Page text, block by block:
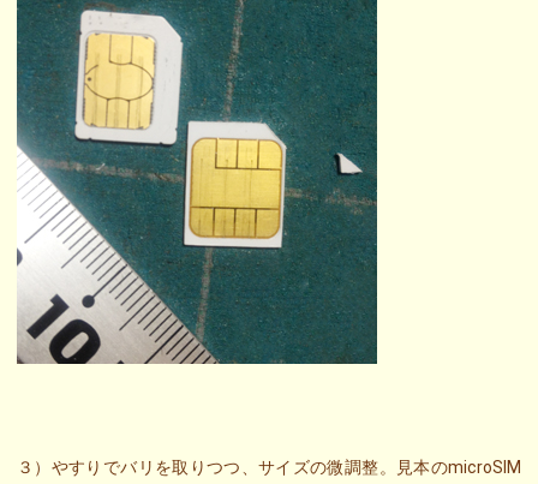
３）やすりでバリを取りつつ、サイズの微調整。見本のmicroSIM